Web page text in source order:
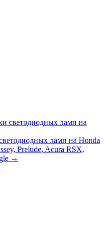
светодиодных ламп на
ламп на Honda
Prelude, Acura RSX,
→